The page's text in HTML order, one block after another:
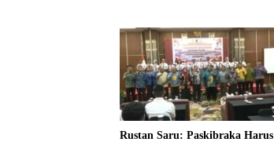
Rustan Saru: Paskibraka Harus